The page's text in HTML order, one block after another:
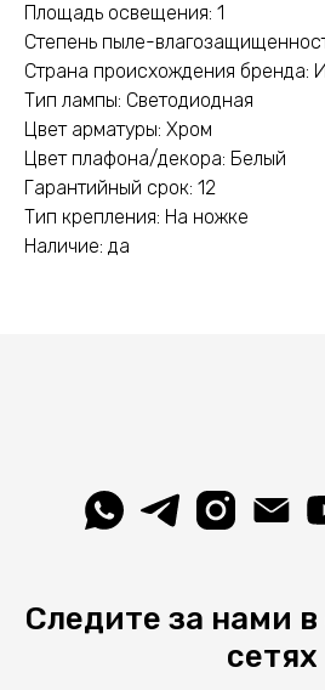
Площадь освещения: 1
Степень пыле-
Страна происхождения бренда:
Тип лампы: Светодиодная
Цвет арматуры: Хром
Цвет плафона/декора: Белый
Гарантийный срок: 12
Тип крепления: На ножке
Наличие: да
Следите за нами
сетях